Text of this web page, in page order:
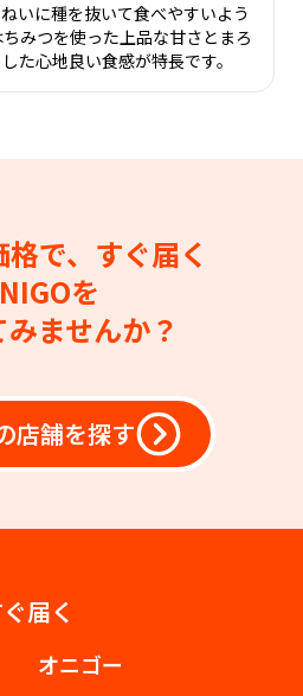
いに種を抜いて食べやすいよう
みつを使った上品な甘さとまろ
た心地良い食感が特長です。
で、すぐ届く
を
ませんか？
店舗を探す
届く
オニゴー